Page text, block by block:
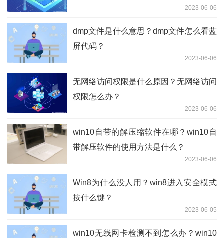
2023-06-06
dmp文件是什么意思？dmp文件怎么看蓝
屏代码？
2023-06-06
无网络访问权限是什么原因？无网络访问
权限怎么办？
2023-06-06
win10自带的解压缩软件在哪？win10自
带解压软件的使用方法是什么？
2023-06-06
Win8为什么没人用？win8进入安全模式
按什么键？
2023-06-05
win10无线网卡检测不到怎么办？win10